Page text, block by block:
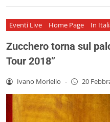
Eventi Live Home Page In
Zucchero torna sul
Tour 2018”
Ivano Moriello - 20